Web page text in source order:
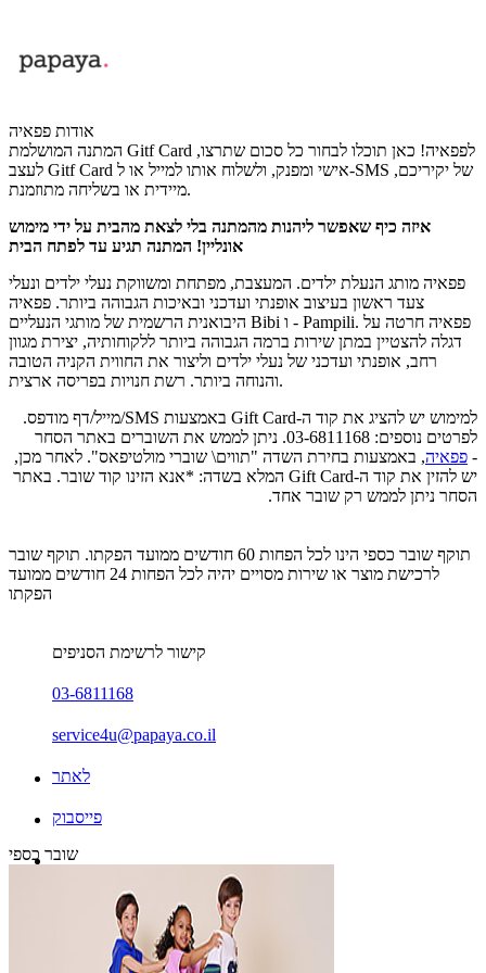
אודות פפאיה
המתנה המושלמת Gitf Card לפפאיה! כאן תוכלו לבחור כל סכום שתרצו,
לעצב Gitf Card אישי ומפנק, ולשלוח אותו למייל או ל-SMS של יקיריכם,
מיידית או בשליחה מתוזמנת.
איזה כיף שאפשר ליהנות מהמתנה בלי לצאת מהבית על ידי מימוש
אונליין! המתנה תגיע עד לפתח הבית
פפאיה מותג הנעלת ילדים. המעצבת, מפתחת ומשווקת נעלי ילדים ונעלי
צעד ראשון בעיצוב אופנתי ועדכני ובאיכות הגבוהה ביותר. פפאיה
Bibi ו - Pampili. פפאיה חרטה על
דגלה להצטיין במתן שירות ברמה הגבוהה ביותר ללקוחותיה, יצירת מגוון
רחב, אופנתי ועדכני של נעלי ילדים וליצור את החווית הקניה הטובה
והנוחה ביותר.רשת חנויות בפריסה ארצית.
למימוש יש להציג את קוד ה-Gift Card באמצעות SMS/מייל/דף מודפס.
לפרטים נוספים: 03-6811168. ניתן לממש את השוברים באתר הסחר
- פפאיה, באמצעות בחירת השדה "תווים\ שוברי מולטיפאס". לאחר מכן,
יש להזין את קוד ה-Gift Card המלא בשדה: *אנא הזינו קוד שובר. באתר
הסחר ניתן לממש רק שובר אחד.
תוקף שובר כספי הינו לכל הפחות 60 חודשים ממועד הפקתו. תוקף שובר
לרכישת מוצר או שירות מסויים יהיה לכל הפחות 24 חודשים ממועד
הפקתו
קישור לרשימת הסניפים
03-6811168
service4u@papaya.co.il
לאתר
פייסבוק
שובר כספי